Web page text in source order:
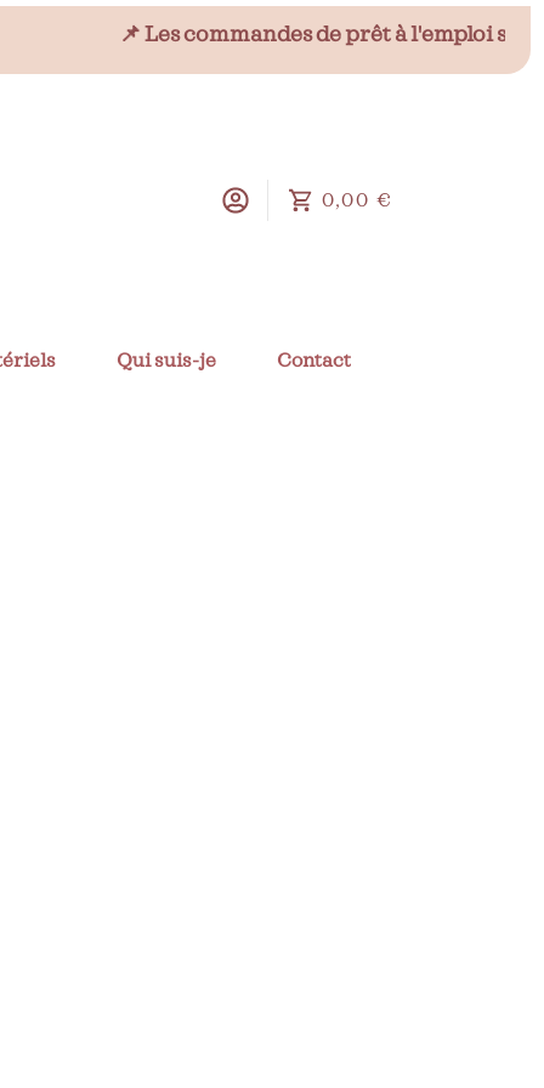
📌 Les commandes de prêt à l'emploi sont
0,00 €
Qui suis-je Contact